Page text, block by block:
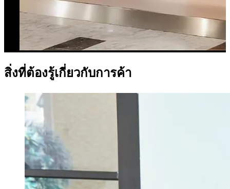
สิ่งที่ต้องรู้เกี่ยวกับการค้า